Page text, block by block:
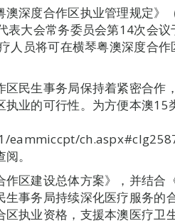
澳深度合作区执业管理规定》
表大会常务委员会第14次会
人员将可在横琴粤澳深度合作
民生事务局保持着紧密合作
业的可行性。为方便本澳15
eammiccpt/
。
区建设总体方案》，并结合
事务局持续深化医疗服务的
执业资格，支援本澳医疗卫